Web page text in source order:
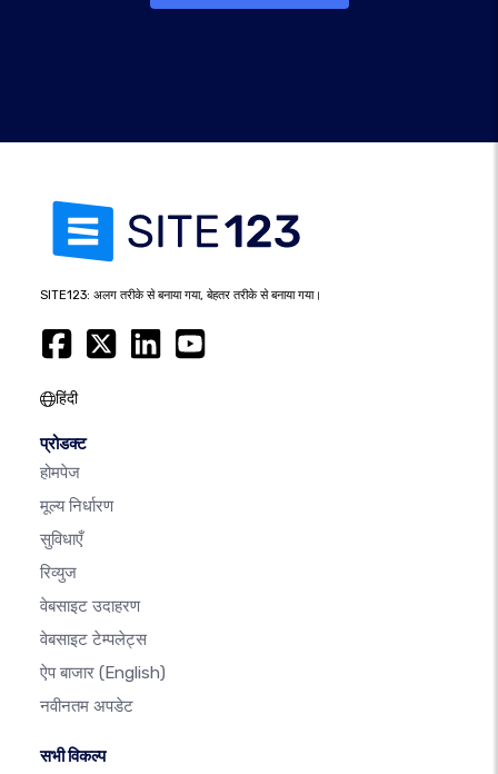
SITE123: अलग तरीके से बनाया गया, बेहतर तरीके से बनाया गया।
हिंदी
प्रोडक्ट
होमपेज
मूल्य निर्धारण
सुविधाएँ
रिव्युज
वेबसाइट उदाहरण
वेबसाइट टेम्पलेट्स
ऐप बाजार (English)
नवीनतम अपडेट
सभी विकल्प